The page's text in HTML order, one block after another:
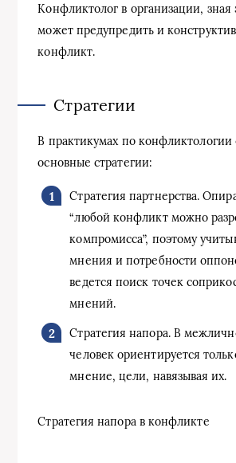
Конфликтолог в организации, зная
может предупредить и
конфликт.
Стратегии
В практикумах по конфликтологии
основные стратегии:
Стратегия партнерства.
“любой конфликт можно
компромисса”, поэтому
мнения и потребности
ведется поиск точек
мнений.
Стратегия напора. В
человек ориентируется
мнение, цели, навязывая их.
Стратегия напора в конфликте